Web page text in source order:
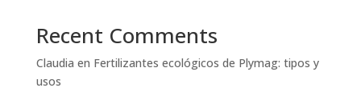
Recent Comments
Claudia en Fertilizantes ecológicos de Plymag: tipos y
usos